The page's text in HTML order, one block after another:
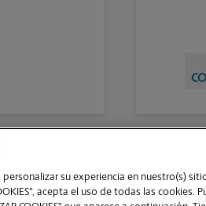
UPS Store está bajo la titularidad y la gestión
de la franquicia o a sus empleados. Cada
su experiencia en nuestro(s)
acepta el uso de todas las cookies.